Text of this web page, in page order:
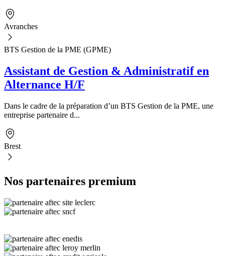
Avranches
BTS Gestion de la PME (GPME)
Assistant de Gestion & Administratif en
Alternance H/F
Dans le cadre de la préparation d’un BTS Gestion de la PME, une
entreprise partenaire d...
Brest
Nos partenaires premium